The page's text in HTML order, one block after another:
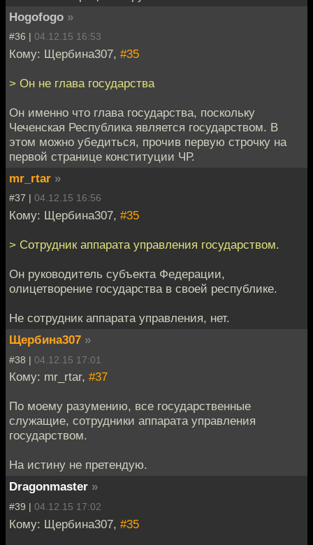
Hogofogo »
#36 | 04.12.15 16:53
Кому: Щербина307, #35
> Он не глава государства
Он именно что глава государства, поскольку
Чеченская Республика является государством. В
этом можно убедиться, прочив первую строчку на
первой странице конституции ЧР.
mr_rtar »
#37 | 04.12.15 16:56
Кому: Щербина307, #35
> Сотрудник аппарата управления государством.
Он руководитель субъекта Федерации,
олицетворение государства в своей республике.
Не сотрудник аппарата управления, нет.
Щербина307 »
#38 | 04.12.15 17:01
Кому: mr_rtar, #37
По моему разумению, все государственные
служащие, сотрудники аппарата управления
государством.
На истину не претендую.
Dragonmaster »
#39 | 04.12.15 17:02
Кому: Щербина307, #35